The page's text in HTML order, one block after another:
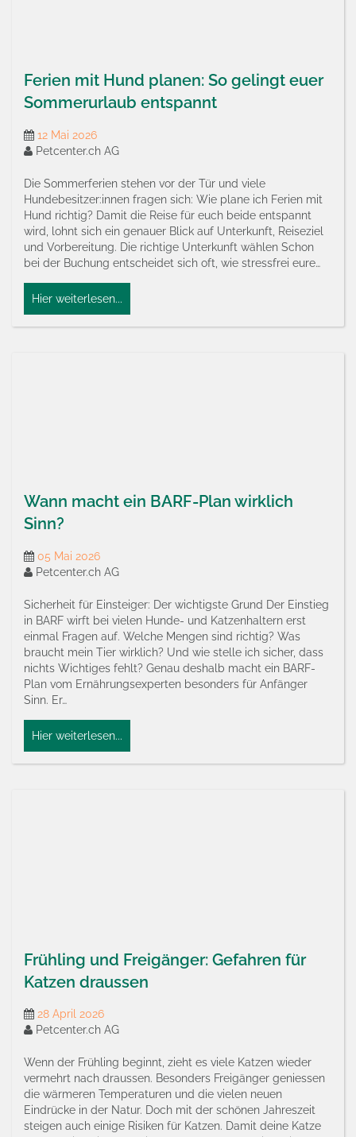
Ferien mit Hund planen: So gelingt euer
Sommerurlaub entspannt
12 Mai 2026
Petcenter.ch AG
Die Sommerferien stehen vor der Tür und viele
Hundebesitzer:innen fragen sich: Wie plane ich Ferien mit
Hund richtig? Damit die Reise für euch beide entspannt
wird, lohnt sich ein genauer Blick auf Unterkunft, Reiseziel
und Vorbereitung. Die richtige Unterkunft wählen Schon
bei der Buchung entscheidet sich oft, wie stressfrei eure…
Hier weiterlesen...
Wann macht ein BARF-Plan wirklich
Sinn?
05 Mai 2026
Petcenter.ch AG
Sicherheit für Einsteiger: Der wichtigste Grund Der Einstieg
in BARF wirft bei vielen Hunde- und Katzenhaltern erst
einmal Fragen auf. Welche Mengen sind richtig? Was
braucht mein Tier wirklich? Und wie stelle ich sicher, dass
nichts Wichtiges fehlt? Genau deshalb macht ein BARF-
Plan vom Ernährungsexperten besonders für Anfänger
Sinn. Er…
Hier weiterlesen...
Frühling und Freigänger: Gefahren für
Katzen draussen
28 April 2026
Petcenter.ch AG
Wenn der Frühling beginnt, zieht es viele Katzen wieder
vermehrt nach draussen. Besonders Freigänger geniessen
die wärmeren Temperaturen und die vielen neuen
Eindrücke in der Natur. Doch mit der schönen Jahreszeit
steigen auch einige Risiken für Katzen. Damit deine Katze